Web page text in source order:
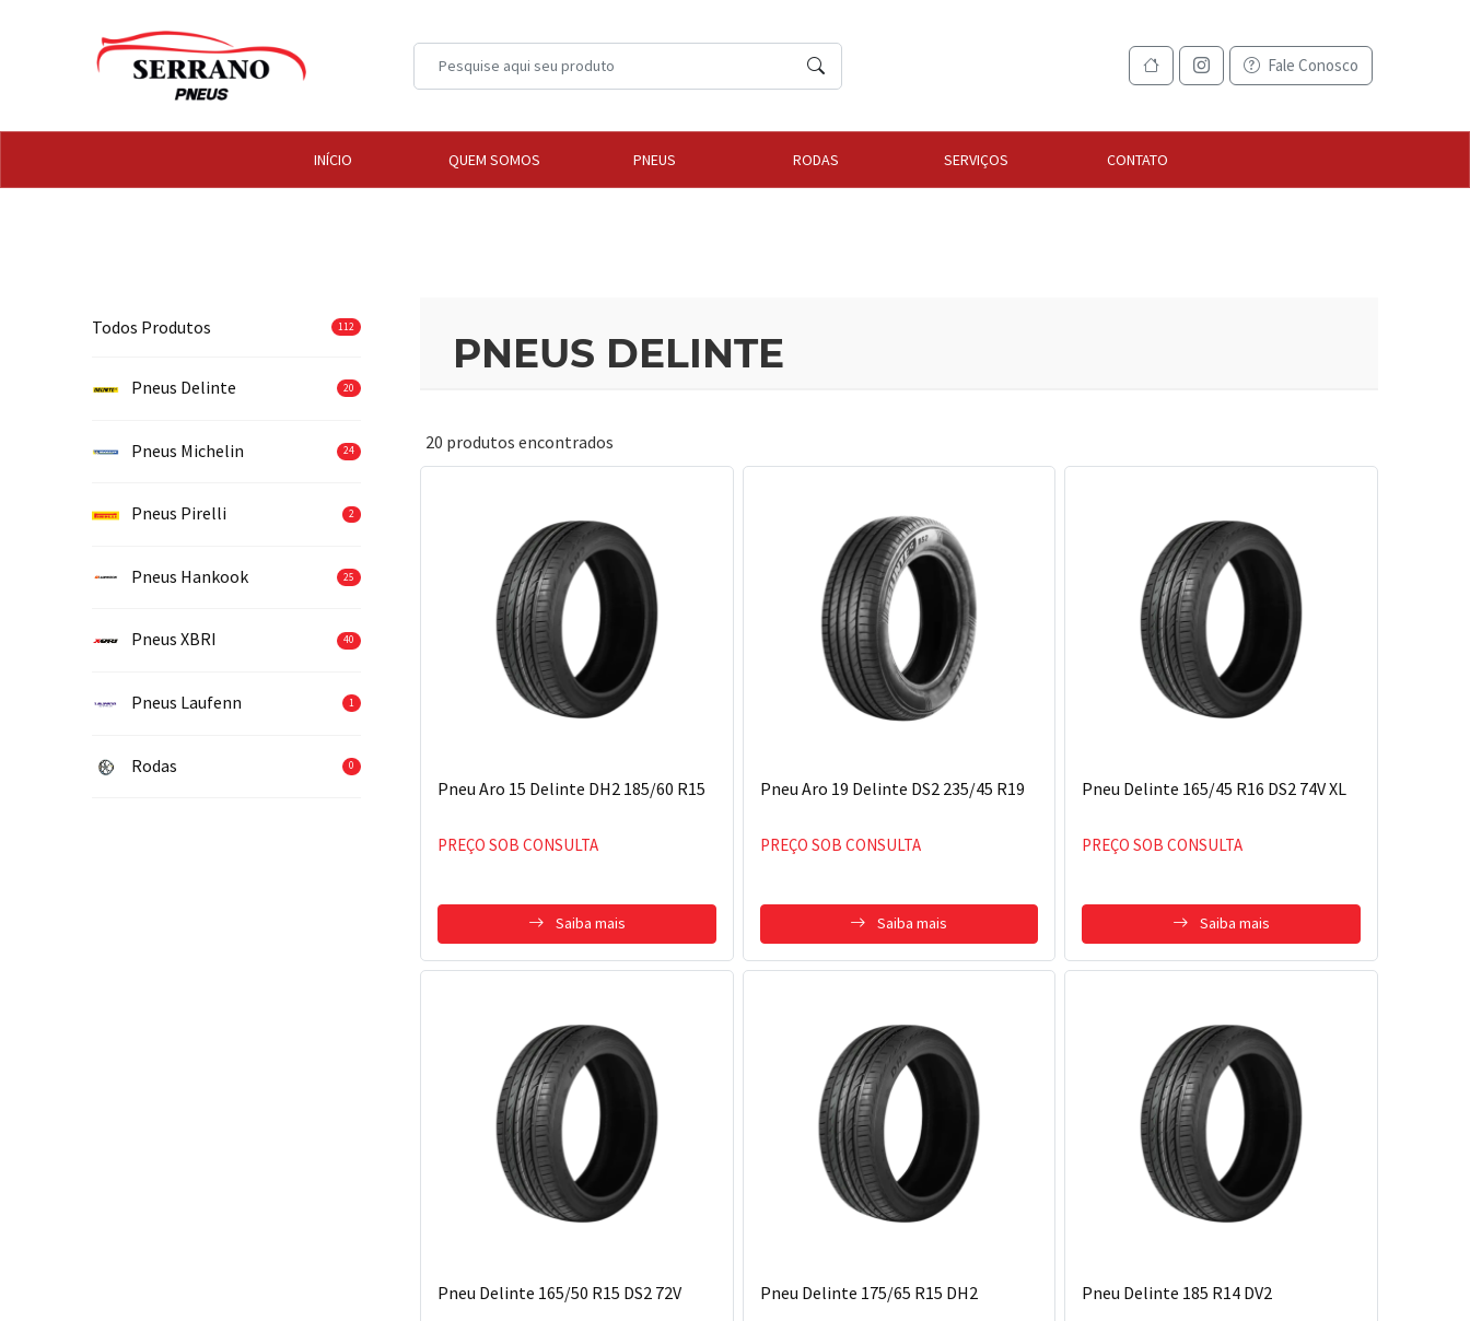
Fale Conosco
INÍCIO QUEM SOMOS PNEUS RODAS SERVIÇOS CONTATO
Todos Produtos 112
Pneus Delinte 20
Pneus Michelin 24
Pneus Pirelli 2
Pneus Hankook 25
Pneus XBRI 40
Pneus Laufenn 1
Rodas 0
PNEUS DELINTE
20 produtos encontrados
Pneu Aro 15 Delinte DH2 185/60 R15
PREÇO SOB CONSULTA
Saiba mais
Pneu Aro 19 Delinte DS2 235/45 R19
PREÇO SOB CONSULTA
Saiba mais
Pneu Delinte 165/45 R16 DS2 74V XL
PREÇO SOB CONSULTA
Saiba mais
Pneu Delinte 165/50 R15 DS2 72V Pneu Delinte 175/65 R15 DH2 Pneu Delinte 185 R14 DV2